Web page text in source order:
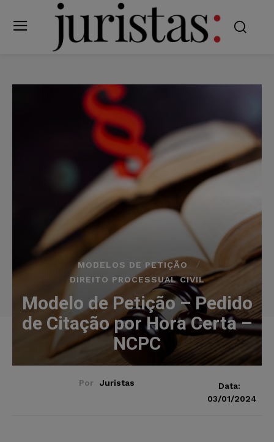
MODELOS DE PETIÇÃO
DIREITO PROCESSUAL CIVIL
Modelo de Petição – Pedido
de Citação por Hora Certa –
NCPC
Por Juristas
Data:
03/01/2024